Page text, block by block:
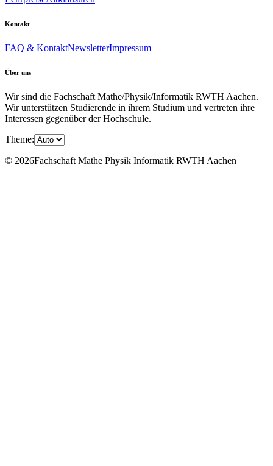
Kontakt
FAQ & KontaktNewsletterImpressum
Über uns
Wir sind die Fachschaft Mathe/Physik/Informatik RWTH Aachen.
Wir unterstützen Studierende in ihrem Studium und vertreten ihre
Interessen gegenüber der Hochschule.
Theme:
© 2026Fachschaft Mathe Physik Informatik RWTH Aachen